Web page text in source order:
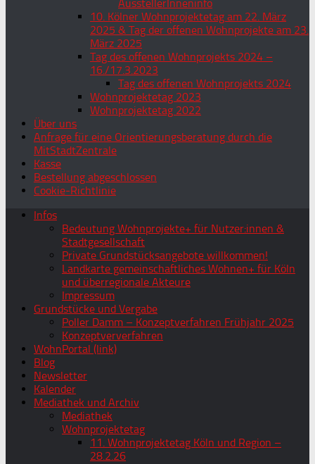
AusstellerInneninfo
10. Kölner Wohnprojektetag am 22. März
2025 & Tag der offenen Wohnprojekte am 23.
März 2025
Tag des offenen Wohnprojekts 2024 –
16./17.3.2023
Tag des offenen Wohnprojekts 2024
Wohnprojektetag 2023
Wohnprojektetag 2022
Über uns
Anfrage für eine Orientierungsberatung durch die
MitStadtZentrale
Kasse
Bestellung abgeschlossen
Cookie-Richtlinie
Infos
Bedeutung Wohnprojekte+ für Nutzer:innen &
Stadtgesellschaft
Private Grundstücksangebote willkommen!
Landkarte gemeinschaftliches Wohnen+ für Köln
und überregionale Akteure
Impressum
Grundstücke und Vergabe
Poller Damm – Konzeptverfahren Frühjahr 2025
Konzeptververfahren
WohnPortal (link)
Blog
Newsletter
Kalender
Mediathek und Archiv
Mediathek
Wohnprojektetag
11. Wohnprojektetag Köln und Region –
28.2.26